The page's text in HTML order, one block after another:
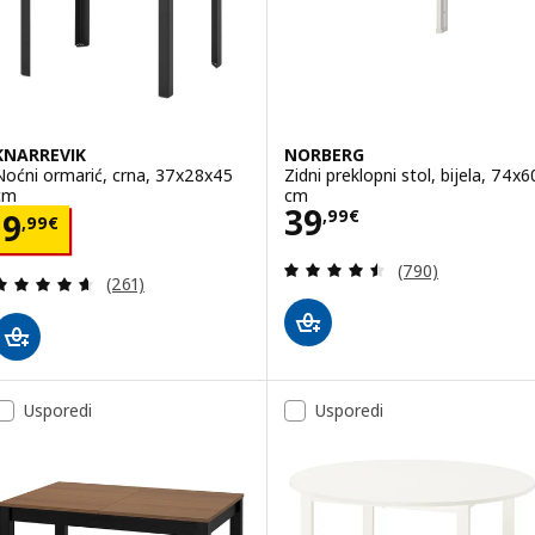
ormarić, crna, 37x28x45
9,99€ 9,99€
Revizija: 4.6 od 5 zvjezdica. Ukupno recenzija:
(261)
NORBERG
Zidni preklopni stol, bijela,
cm
39,99€
Cijena 39,99€
Revizija: 4.5
(790)
Usporedi Usporedi